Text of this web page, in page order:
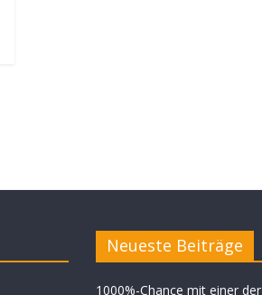
Neueste Beiträge
1000%-Chance mit einer der